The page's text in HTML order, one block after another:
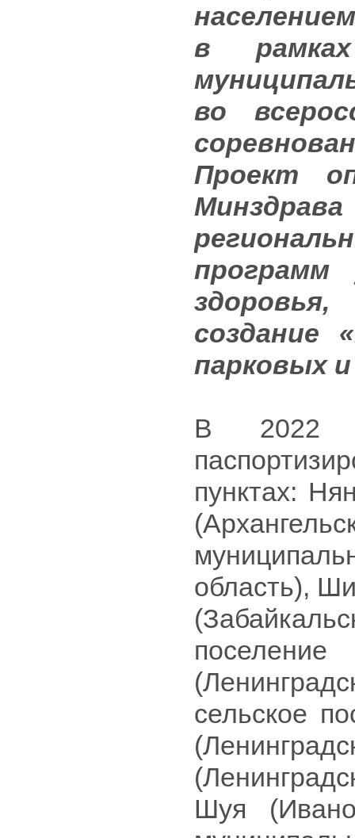
в
во
Проект
программ
создание
парковых
В 2022
пунктах:
область),
сельское
Шуя